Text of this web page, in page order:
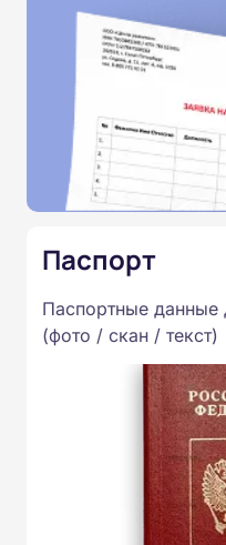
Паспорт
Паспортные данные
(фото / скан / текст)